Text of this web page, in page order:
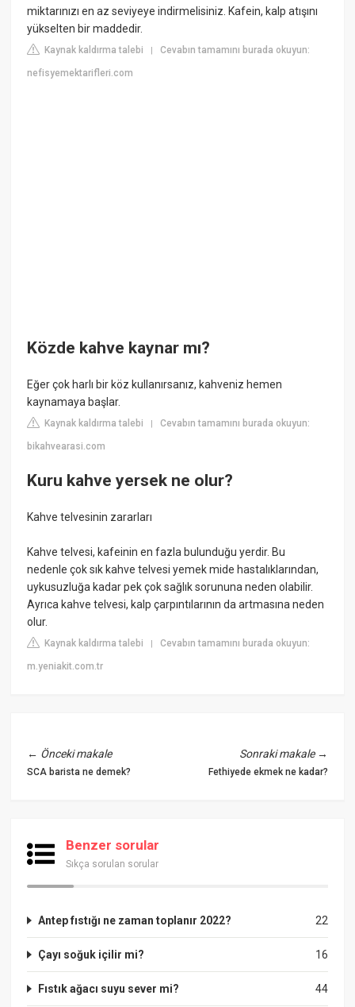
miktarınızı en az seviyeye indirmelisiniz. Kafein, kalp atışını
yükselten bir maddedir.
Kaynak kaldırma talebi |Cevabın tamamını burada okuyun:
nefisyemektarifleri.com
Közde kahve kaynar mı?
Eğer çok harlı bir köz kullanırsanız, kahveniz hemen
kaynamaya başlar.
Kaynak kaldırma talebi |Cevabın tamamını burada okuyun:
bikahvearasi.com
Kuru kahve yersek ne olur?
Kahve telvesinin zararları
Kahve telvesi, kafeinin en fazla bulunduğu yerdir. Bu
nedenle çok sık kahve telvesi yemek mide hastalıklarından,
uykusuzluğa kadar pek çok sağlık sorununa neden olabilir.
Ayrıca kahve telvesi, kalp çarpıntılarının da artmasına neden
olur.
Kaynak kaldırma talebi |Cevabın tamamını burada okuyun:
m.yeniakit.com.tr
← Önceki makale
SCA barista ne demek?
Sonraki makale→
Fethiyede ekmek ne kadar?
Benzer sorular
Sıkça sorulan sorular
22
Antep fıstığı ne zaman toplanır 2022?
16
Çayı soğuk içilir mi?
44
Fıstık ağacı suyu sever mi?